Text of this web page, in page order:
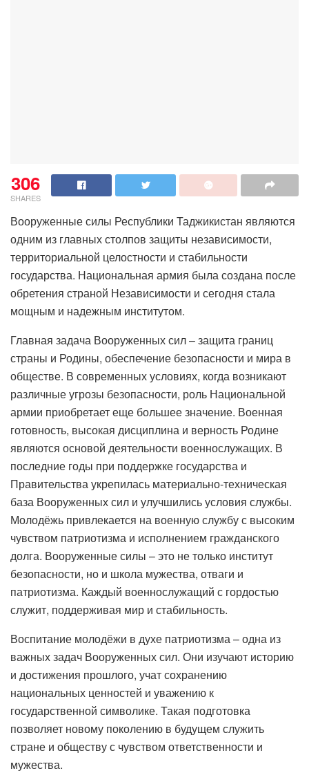
306
SHARES
Вооруженные силы Республики Таджикистан являются
одним из главных столпов защиты независимости,
территориальной целостности и стабильности
государства. Национальная армия была создана после
обретения страной Независимости и сегодня стала
мощным и надежным институтом.
Главная задача Вооруженных сил – защита границ
страны и Родины, обеспечение безопасности и мира в
обществе. В современных условиях, когда возникают
различные угрозы безопасности, роль Национальной
армии приобретает еще большее значение. Военная
готовность, высокая дисциплина и верность Родине
являются основой деятельности военнослужащих. В
последние годы при поддержке государства и
Правительства укрепилась материально-техническая
база Вооруженных сил и улучшились условия службы.
Молодёжь привлекается на военную службу с высоким
чувством патриотизма и исполнением гражданского
долга. Вооруженные силы – это не только институт
безопасности, но и школа мужества, отваги и
патриотизма. Каждый военнослужащий с гордостью
служит, поддерживая мир и стабильность.
Воспитание молодёжи в духе патриотизма – одна из
важных задач Вооруженных сил. Они изучают историю
и достижения прошлого, учат сохранению
национальных ценностей и уважению к
государственной символике. Такая подготовка
позволяет новому поколению в будущем служить
стране и обществу с чувством ответственности и
мужества.